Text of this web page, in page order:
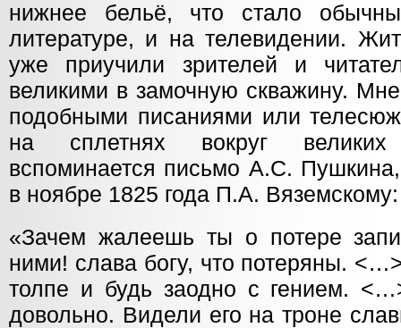
нижнее бельё, что стало
литературе, и на телевидении.
уже приучили зрителей и
великими в замочную скважину.
подобными писаниями или
на сплетнях вокруг великих
вспоминается письмо А.С.
в ноябре 1825 года П.А. Вяземскому:
«Зачем жалеешь ты о потере
ними! слава богу, что потеряны.
толпе и будь заодно с гением.
довольно. Видели его на троне